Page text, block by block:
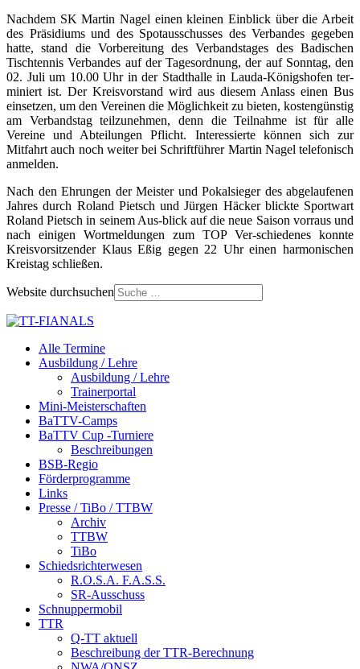
Nachdem SK Martin Nagel einen kleinen Einblick über die Arbeit
des Präsidiums und des Spotausschusses des Verbandes gegeben
hatte, stand die Vorbereitung des Verbandstages des Badischen
Tischtennis Verbandes auf der Tagesordnung, der auf Sonntag, den
02. Juli um 10.00 Uhr in der Stadthalle in Lauda-Königshofen ter-
miniert ist. Der Kreisvorstand wird aus diesem Anlass einen Bus
einsetzen, um den Vereinen die Möglichkeit zu bieten, kostengünstig
am Verbandstag teilzunehmen, denn die Teilnahme ist für alle
Vereine und Abteilungen Pflicht. Interessierte können sich zur
Mitfahrt auch noch weiter bei Schriftführer Martin Nagel telefonisch
anmelden.
Nach den Ehrungen der Meister und Pokalsieger des abgelaufenen
Jahres durch Roland Pietsch und Jürgen Häcker blickte Sportwart
Roland Pietsch in seinem Aus-blick auf die neue Saison vorraus und
nach einigen Wortmeldungen zum TOP Ver-schiedenes konnte
Kreisvorsitzender Klaus Eßig gegen 22 Uhr einen harmonischen
Kreistag schließen.
Website durchsuchen
Alle Termine
Ausbildung / Lehre
Ausbildung / Lehre
Trainerportal
Mini-Meisterschaften
BaTTV-Camps
BaTTV Cup -Turniere
Beschreibungen
BSB-Regio
Förderprogramme
Links
Presse / TiBo / TTBW
Archiv
TTBW
TiBo
Schiedsrichterwesen
R.O.S.A. F.A.S.S.
SR-Ausschuss
Schnuppermobil
TTR
Q-TT aktuell
Beschreibung der TTR-Berechnung